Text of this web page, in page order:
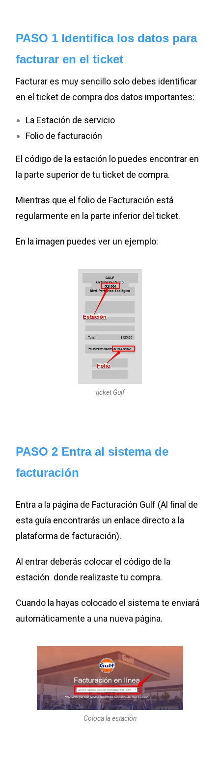
PASO 1 Identifica los datos para
facturar en el ticket
Facturar es muy sencillo solo debes identificar
en el ticket de compra dos datos importantes:
La Estación de servicio
Folio de facturación
El código de la estación lo puedes encontrar en
la parte superior de tu ticket de compra.
Mientras que el folio de Facturación está
regularmente en la parte inferior del ticket.
En la imagen puedes ver un ejemplo:
ticket Gulf
PASO 2 Entra al sistema de
facturación
Entra a la página de Facturación Gulf (Al final de
esta guía encontrarás un enlace directo a la
plataforma de facturación).
Al entrar deberás colocar el código de la
estación donde realizaste tu compra.
Cuando la hayas colocado el sistema te enviará
automáticamente a una nueva página.
Coloca la estación